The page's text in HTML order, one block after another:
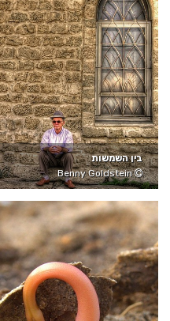
בין השמשות
Benny Goldstein